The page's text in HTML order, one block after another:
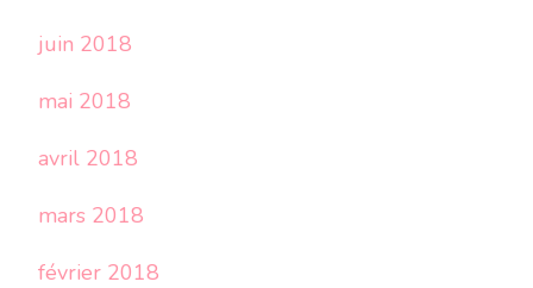
juin 2018
mai 2018
avril 2018
mars 2018
février 2018